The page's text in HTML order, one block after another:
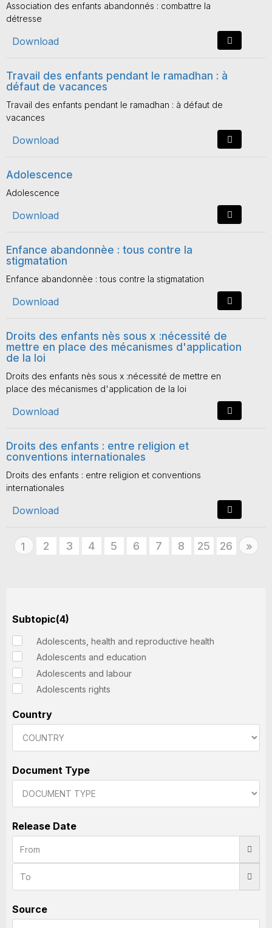
Association des enfants abandonnés : combattre la
détresse
Download
Travail des enfants pendant le ramadhan : à
défaut de vacances
Travail des enfants pendant le ramadhan : à défaut de
vacances
Download
Adolescence
Adolescence
Download
Enfance abandonnèe : tous contre la
stigmatation
Enfance abandonnèe : tous contre la stigmatation
Download
Droits des enfants nès sous x :nécessité de
mettre en place des mécanismes d'application
de la loi
Droits des enfants nès sous x :nécessité de mettre en
place des mécanismes d'application de la loi
Download
Droits des enfants : entre religion et
conventions internationales
Droits des enfants : entre religion et conventions
internationales
Download
1 2 3 4 5 6 7 8 25 26 »
Subtopic(4)
Adolescents, health and reproductive health
Adolescents and education
Adolescents and labour
Adolescents rights
Country
Document Type
Release Date
Source